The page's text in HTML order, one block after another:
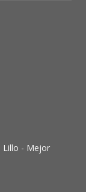
Lillo - Mejor